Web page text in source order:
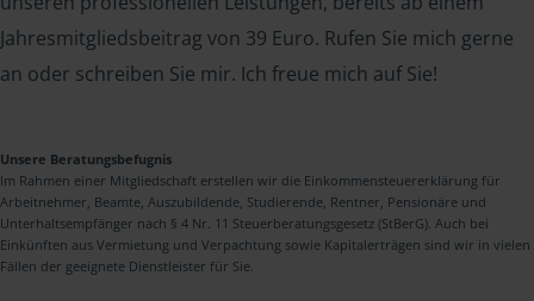
Jahresmitgliedsbeitrag von 39 Euro. Rufen Sie mich gerne
an oder schreiben Sie mir. Ich freue mich auf Sie!
Unsere Beratungsbefugnis
Im Rahmen einer Mitgliedschaft erstellen wir die Einkommensteuererklärung für
Arbeitnehmer, Beamte, Auszubildende, Studierende, Rentner, Pensionäre und
Unterhaltsempfänger nach § 4 Nr. 11 Steuerberatungsgesetz (StBerG). Auch bei
Einkünften aus Vermietung und Verpachtung sowie Kapitalerträgen sind wir in vielen
Fällen der geeignete Dienstleister für Sie.